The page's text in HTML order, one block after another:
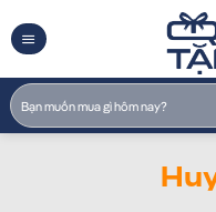
to
content
Tìm
kiếm: